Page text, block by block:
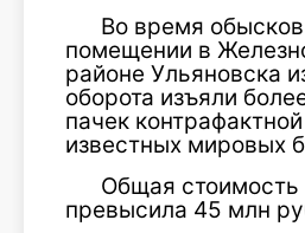
Во время
помещении в
районе Ульяновска
оборота изъяли
пачек
известных мировых
Общая стоимость
превысила 45 млн